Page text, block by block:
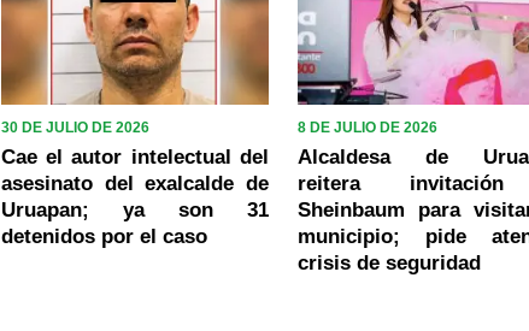
30 DE JULIO DE 2026
Cae el autor intelectual del
asesinato del exalcalde de
Uruapan; ya son 31
detenidos por el caso
8 DE JULIO DE 2026
Alcaldesa de
reitera
Sheinbaum para
municipio; pide
crisis de seguridad